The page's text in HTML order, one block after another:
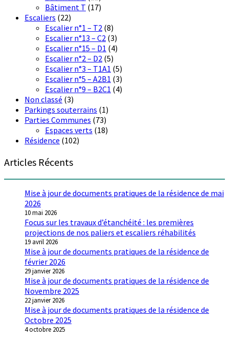
Bâtiment T (17)
Escaliers (22)
Escalier n°1 – T2 (8)
Escalier n°13 – C2 (3)
Escalier n°15 – D1 (4)
Escalier n°2 – D2 (5)
Escalier n°3 – T1A1 (5)
Escalier n°5 – A2B1 (3)
Escalier n°9 – B2C1 (4)
Non classé (3)
Parkings souterrains (1)
Parties Communes (73)
Espaces verts (18)
Résidence (102)
Articles Récents
Mise à jour de documents pratiques de la résidence de mai
2026
10 mai 2026
Focus sur les travaux d’étanchéité : les premières
projections de nos paliers et escaliers réhabilités
19 avril 2026
Mise à jour de documents pratiques de la résidence de
février 2026
29 janvier 2026
Mise à jour de documents pratiques de la résidence de
Novembre 2025
22 janvier 2026
Mise à jour de documents pratiques de la résidence de
Octobre 2025
4 octobre 2025